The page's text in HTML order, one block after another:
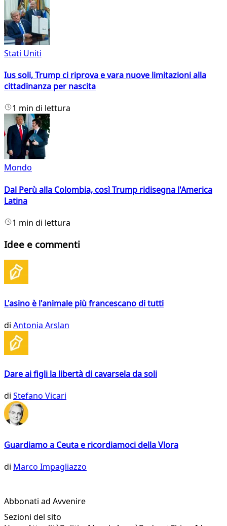
Stati Uniti
Ius soli, Trump ci riprova e vara nuove limitazioni alla
cittadinanza per nascita
1 min di lettura
Mondo
Dal Perù alla Colombia, così Trump ridisegna l'America
Latina
1 min di lettura
Idee e commenti
L'asino è l'animale più francescano di tutti
di Antonia Arslan
Dare ai figli la libertà di cavarsela da soli
di Stefano Vicari
Guardiamo a Ceuta e ricordiamoci della Vlora
di Marco Impagliazzo
Abbonati ad Avvenire
Sezioni del sito